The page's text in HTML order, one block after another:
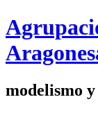
modelismo